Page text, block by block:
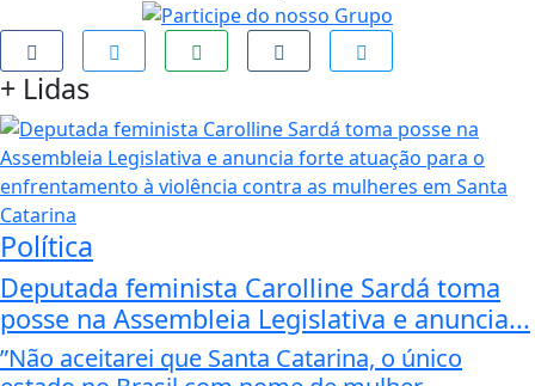
+ Lidas
Política
Deputada feminista Carolline Sardá toma
posse na Assembleia Legislativa e anuncia...
”Não aceitarei que Santa Catarina, o único